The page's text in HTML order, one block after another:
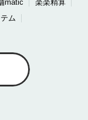
matic
楽楽精算
ム